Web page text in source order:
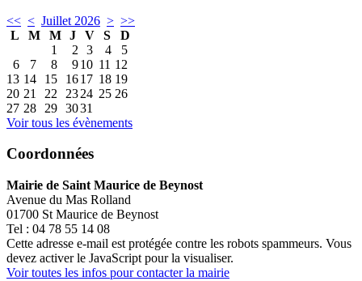
<< < Juillet 2026 > >>
L
M M J V S
D
1
2 3 4
5
6
7 8 910 11 12
13 14 15 1617 18 19
20 21 22 2324 25 26
27 28 29 3031
Voir tous les évènements
Coordonnées
Mairie de Saint Maurice de Beynost
Avenue du Mas Rolland
01700 St Maurice de Beynost
Tel : 04 78 55 14 08
Cette adresse e-mail est protégée contre les robots spammeurs. Vous
devez activer le JavaScript pour la visualiser.
Voir toutes les infos pour contacter la mairie